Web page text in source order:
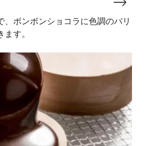
モ
ー
ン
ボ
ン
ボ
ボンボンショコラに色調のバリ
す。